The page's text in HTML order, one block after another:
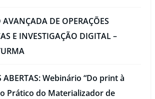
DE OPERAÇÕES
E INVESTIGAÇÃO DIGITAL –
ABERTAS: Webinário “Do print à
Prático do Materializador de